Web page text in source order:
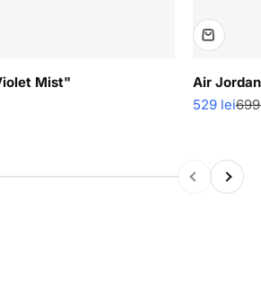
Mist"
Air
Pret redus
529 lei
InapoiInainte